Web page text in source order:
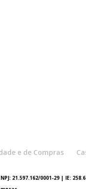
e de Compras
21.597.162/0001-29 | IE: